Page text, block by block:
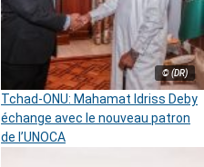
© (DR)
Tchad-ONU: Mahamat Idriss Deby
échange avec le nouveau patron
de l’UNOCA